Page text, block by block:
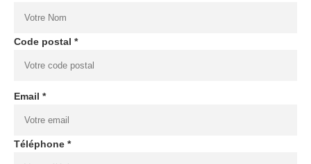
Code postal *
Email *
Téléphone *